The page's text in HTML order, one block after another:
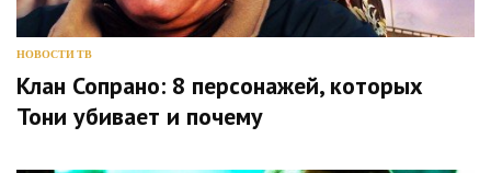
НОВОСТИ ТВ
Клан Сопрано: 8 персонажей, которых
Тони убивает и почему